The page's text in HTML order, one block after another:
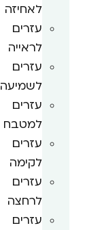
לאחיזה
עזרים
לראייה
עזרים
לשמיעה
עזרים
למטבח
עזרים
לקימה
עזרים
לרחצה
עזרים